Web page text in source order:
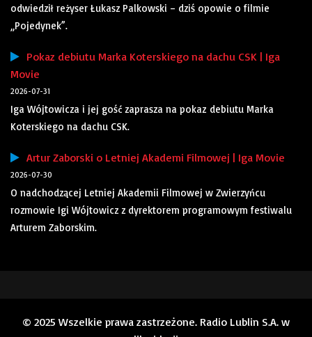
odwiedził reżyser Łukasz Palkowski – dziś opowie o filmie
„Pojedynek”.
Pokaz debiutu Marka Koterskiego na dachu CSK | Iga
Movie
2026-07-31
Iga Wójtowicza i jej gość zaprasza na pokaz debiutu Marka
Koterskiego na dachu CSK.
Artur Zaborski o Letniej Akademi Filmowej | Iga Movie
2026-07-30
O nadchodzącej Letniej Akademii Filmowej w Zwierzyńcu
rozmowie Igi Wójtowicz z dyrektorem programowym festiwalu
Arturem Zaborskim.
© 2025 Wszelkie prawa zastrzeżone. Radio Lublin S.A. w